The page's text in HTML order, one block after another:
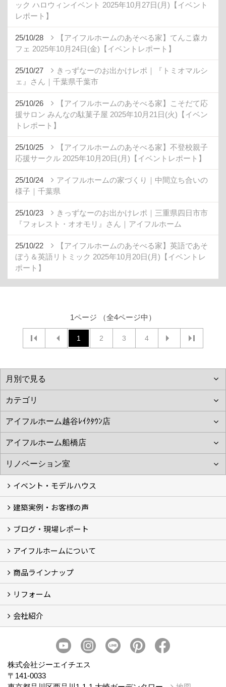
ック ハロウィンイベント 2025年10月27日(月)【イベント
レポート】
25/10/28
【アイフルホームのあそべる家】てんこ森カ
フェ 2025年10月24日(金)【イベントレポート】
25/10/27
きっずなーのお出かけレポ｜『トミオマルシ
ェ』さん｜千葉県千葉市
25/10/26
【アイフルホームのあそべる家】こそだて応
援サロン みんなの駄菓子屋 2025年10月21日(火)【イベン
トレポート】
25/10/25
【アイフルホームのあそべる家】不登校親子
応援サークル 2025年10月20日(月)【イベントレポート】
25/10/24
アイフルホームの家づくり｜中間立ち合いの
様子｜千葉県
25/10/23
きっずなーのお出かけレポ｜三重県四日市市
『フォレスト・オオモリ』さん｜アイフルホーム
25/10/22
【アイフルホームのあそべる家】英語であそ
ぼう＆英語リトミック 2025年10月20日(月)【イベントレ
ポート】
1ページ （全4ページ中）
1 2 3 4
イベント・モデルハウス
イベント
モデルハウス見学
建築実例・お客様の声
建築実例
お客様の声
ブログ・現場レポート
ブログ
現場レポート
アイフルホームについて
アイフルホームについて (5)
商品ラインナップ
商品ラインナップ
リフォーム
まるごと断熱リフォーム
イベント情報
施工事例
会社紹介
スタッフ紹介
個人情報保護方針
株式会社ジーエイチエス
〒141-0033